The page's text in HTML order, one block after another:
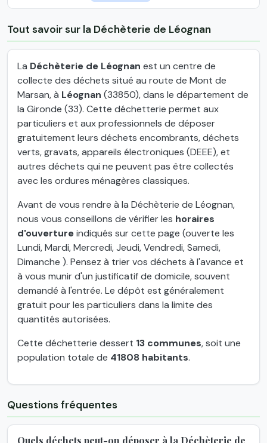
Tout savoir sur la Déchèterie de Léognan
La Déchèterie de Léognan est un centre de
collecte des déchets situé au route de Mont de
Marsan, à Léognan (33850), dans le département de
la Gironde (33). Cette déchetterie permet aux
particuliers et aux professionnels de déposer
gratuitement leurs déchets encombrants, déchets
verts, gravats, appareils électroniques (DEEE), et
autres déchets qui ne peuvent pas être collectés
avec les ordures ménagères classiques.
Avant de vous rendre à la Déchèterie de Léognan,
nous vous conseillons de vérifier les horaires
d'ouvertureindiqués sur cette page (ouverte les
Lundi, Mardi, Mercredi, Jeudi, Vendredi, Samedi,
Dimanche ). Pensez à trier vos déchets à l'avance et
à vous munir d'un justificatif de domicile, souvent
demandé à l'entrée. Le dépôt est généralement
gratuit pour les particuliers dans la limite des
quantités autorisées.
Cette déchetterie dessert 13 communes, soit une
population totale de 41808 habitants.
Questions fréquentes
Quels déchets peut-on déposer à la Déchèterie de